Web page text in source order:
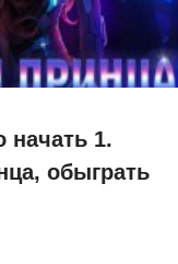
начать 1.
обыграть